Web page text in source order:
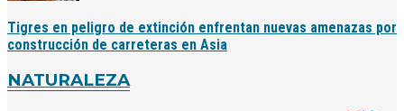
Tigres en peligro de extinción enfrentan nuevas amenazas por
construcción de carreteras en Asia
NATURALEZA